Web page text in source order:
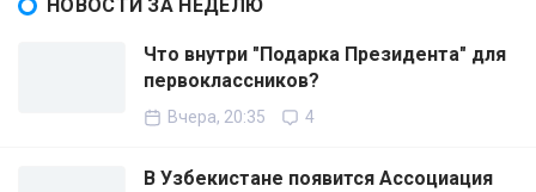
НОВОСТИ ЗА НЕДЕЛЮ
Что внутри "Подарка Президента" для
первоклассников?
Вчера, 20:35 4
В Узбекистане появится Ассоциация